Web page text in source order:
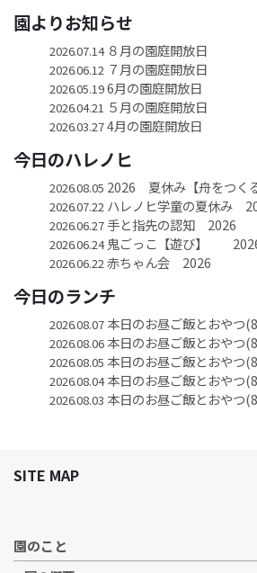
園よりお知らせ
2026.07.14８月の園庭開放日
2026.06.12７月の園庭開放日
2026.05.196月の園庭開放日
2026.04.21 ５月の園庭開放日
2026.03.274月の園庭開放日
今日のハレノヒ
2026.08.05 2026 夏休み【舟をつくる
2026.07.22ハレノヒ学童の夏休み
2026.06.27手と指先の認知 2026
2026.06.24鬼ごっこ【遊び】
2026.06.22赤ちゃん会 2026
今日のランチ
2026.08.07本日のお昼ご飯とおやつ
2026.08.06本日のお昼ご飯とおやつ
2026.08.05 本日のお昼ご飯とおやつ
2026.08.04本日のお昼ご飯とおやつ
2026.08.03 本日のお昼ご飯とおやつ
SITE MAP
園のこと